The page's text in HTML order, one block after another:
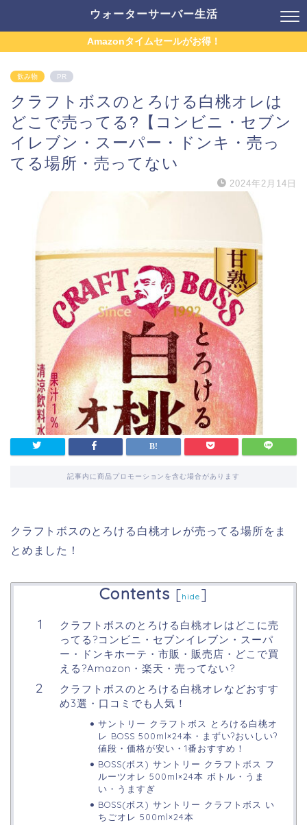
ウォーターサーバー生活
Amazonタイムセールがお得！
飲み物 PR
クラフトボスのとろける白桃オレは
どこで売ってる?【コンビニ・セブン
イレブン・スーパー・ドンキ・売っ
てる場所・売ってない
2024年2月14日
記事内に商品プロモーションを含む場合があります
クラフトボスのとろける白桃オレが売ってる場所をま
とめました！
Contents [hide ]
クラフトボスのとろける白桃オレはどこに売
ってる?コンビニ・セブンイレブン・スーパ
ー・ドンキホーテ・市販・販売店・どこで買
える?Amazon・楽天・売ってない?
クラフトボスのとろける白桃オレなどおすす
め3選・口コミでも人気！
サントリー クラフトボス とろける白桃オ
レ BOSS 500ml×24本・まずい?おいしい?
値段・価格が安い・1番おすすめ！
BOSS(ボス) サントリー クラフトボス フ
ルーツオレ 500ml×24本 ボトル・うま
い・うますぎ
BOSS(ボス) サントリー クラフトボス い
ちごオレ 500ml×24本